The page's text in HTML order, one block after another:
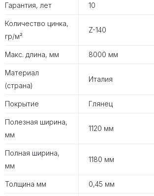
Гарантия, лет 10
Количество цинка,
гр/м²
Z-140
Макс. длина, мм 8000 мм
Материал
(страна)
Италия
Покрытие Глянец
Полезная ширина,
мм
1120 мм
Полная ширина,
мм
1180 мм
Толщина мм 0,45 мм